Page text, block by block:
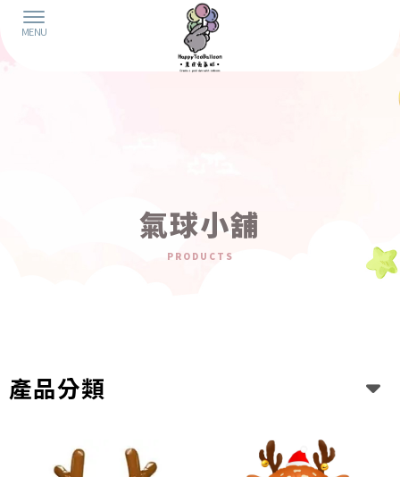
氣球小舖
產品分類